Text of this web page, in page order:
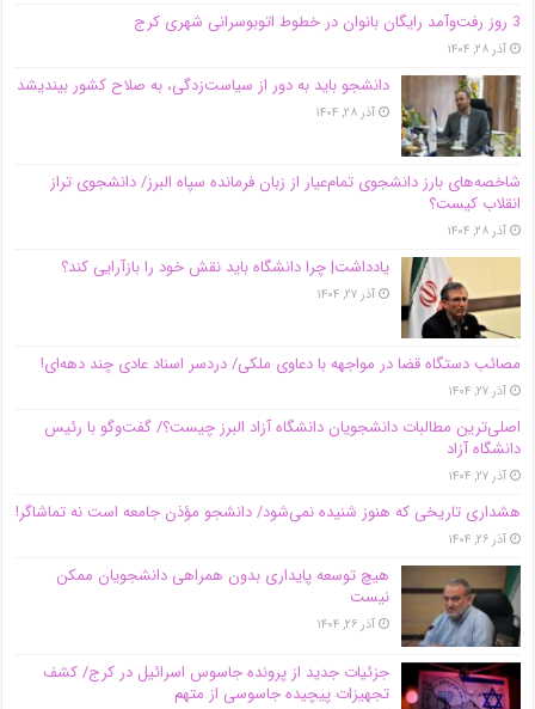
3 روز رفت‌وآمد رایگان بانوان در خطوط اتوبوسرانی شهری کرج
آذر ۲۸, ۱۴۰۴
دانشجو باید به دور از سیاست‌زدگی، به صلاح کشور بیندیشد
آذر ۲۸, ۱۴۰۴
شاخصه‌های بارز دانشجوی تمام‌عیار از زبان فرمانده سپاه البرز/ دانشجوی تراز
انقلاب کیست؟
آذر ۲۸, ۱۴۰۴
یادداشت| چرا دانشگاه باید نقش خود را بازآرایی کند؟
آذر ۲۷, ۱۴۰۴
مصائب دستگاه قضا در مواجهه با دعاوی ملکی/ دردسر اسناد عادی چند‌ دهه‌ای!
آذر ۲۷, ۱۴۰۴
اصلی‌ترین مطالبات دانشجویان دانشگاه آزاد البرز چیست؟/ گفت‌وگو با رئیس
دانشگاه آز‌اد
آذر ۲۷, ۱۴۰۴
هشداری تاریخی که هنوز شنیده نمی‌شود/ دانشجو مؤذن جامعه است نه تماشاگر!
آذر ۲۶, ۱۴۰۴
هیچ توسعه پایداری بدون همراهی دانشجویان ممکن
نیست
آذر ۲۶, ۱۴۰۴
جزئیات جدید از پرونده جاسوس اسرائیل در کرج/‌ کشف
تجهیزات پیچیده جاسوسی از متهم